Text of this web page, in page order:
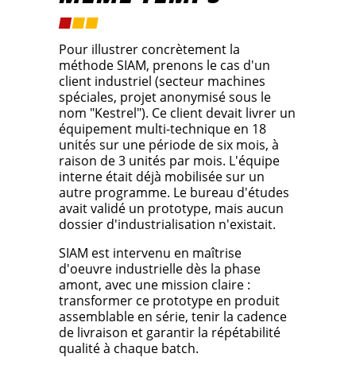
Pour illustrer concrètement la
méthode SIAM, prenons le cas d'un
client industriel (secteur machines
spéciales, projet anonymisé sous le
nom "Kestrel"). Ce client devait livrer un
équipement multi-technique en 18
unités sur une période de six mois, à
raison de 3 unités par mois. L'équipe
interne était déjà mobilisée sur un
autre programme. Le bureau d'études
avait validé un prototype, mais aucun
dossier d'industrialisation n'existait.
SIAM est intervenu en maîtrise
d'oeuvre industrielle dès la phase
amont, avec une mission claire :
transformer ce prototype en produit
assemblable en série, tenir la cadence
de livraison et garantir la répétabilité
qualité à chaque batch.